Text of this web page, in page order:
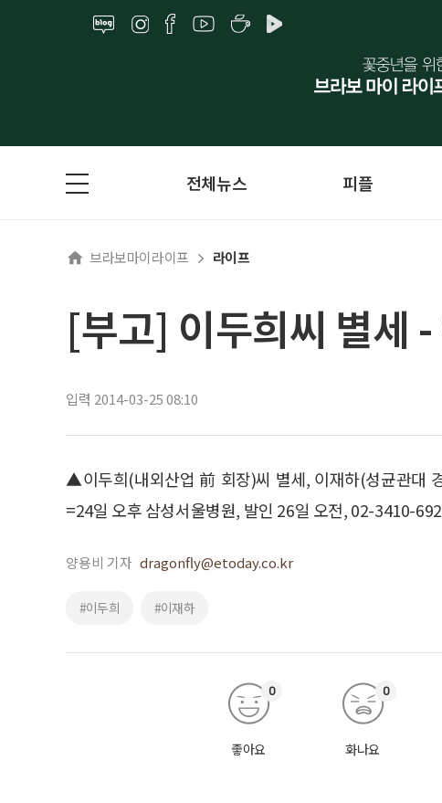
전체뉴스 피플
브라보마이라이프 라이프
[부고] 이두희씨 별세
입력 2014-03-25 08:10
▲이두희(내외산업 前 회장)씨 별세, 이재하(성균관대
=24일 오후 삼성서울병원, 발인 26일 오전, 02-3410-
양용비 기자 dragonfly@etoday.co.kr
#이두희 #이재하
좋아요
0
화나요
0